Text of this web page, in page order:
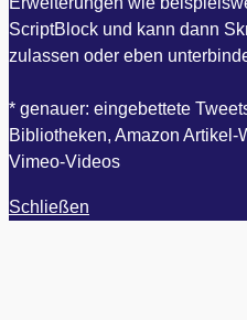
ScriptBlock und kann dann
zulassen oder eben
* genauer: eingebettete
Bibliotheken, Amazon Artikel-
Vimeo-Videos
Schließen